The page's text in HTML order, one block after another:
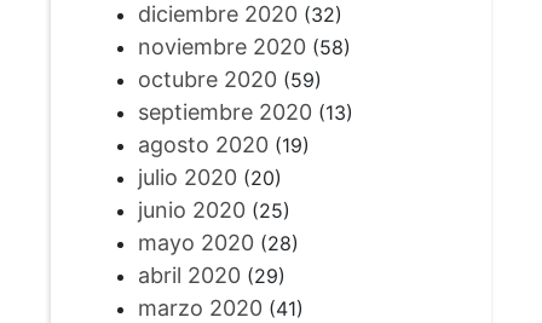
diciembre 2020(32)
noviembre 2020(58)
octubre 2020(59)
septiembre 2020(13)
agosto 2020(19)
julio 2020(20)
junio 2020(25)
mayo 2020(28)
abril 2020(29)
marzo 2020(41)